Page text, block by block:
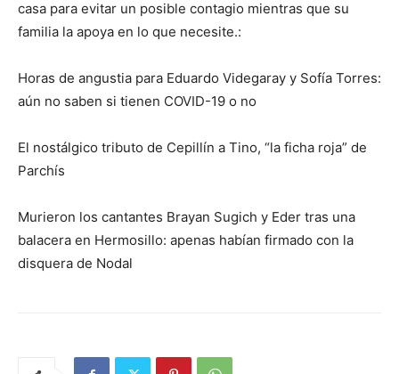
casa para evitar un posible contagio mientras que su
familia la apoya en lo que necesite.:
Horas de angustia para Eduardo Videgaray y Sofía Torres:
aún no saben si tienen COVID-19 o no
El nostálgico tributo de Cepillín a Tino, “la ficha roja” de
Parchís
Murieron los cantantes Brayan Sugich y Eder tras una
balacera en Hermosillo: apenas habían firmado con la
disquera de Nodal